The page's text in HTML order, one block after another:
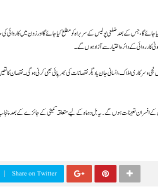
گا، جس کے بعد ضلعی پولیس کے سربراہ کو مطلع کیا جائے گا اور زون میں کاروائی
کارروائی کے دائرہ اختیار سے آزاد ہوں گے۔
و سرکاری املاک، انسانی جان یا دیگر نقصانات کی بھرپائی بھی کرنی ہوگی۔ نقصان
افسران تعینات ہوں گے۔ یہ بل دو ماہ کے لیے متعلقہ کمیٹی کے جائزے کے بعد
Share on Twitter